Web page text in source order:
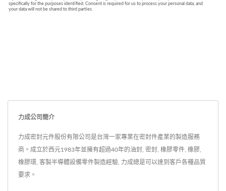
力成公司簡介
力成密封元件股份有限公司是台灣一家專業在密封件產業的製造服務
商。成立於西元1983年並擁有超過40年的油封, 密封, 橡膠零件, 橡膠,
橡膠環, 客製半導體設備零件製造經驗, 力成總是可以達到客戶各種品質
要求。